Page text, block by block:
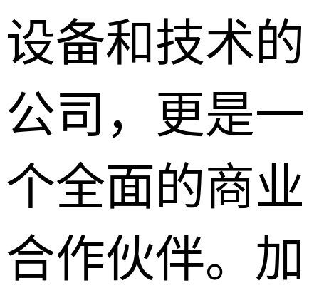
设备和技术的
公司，更是一
个全面的商业
合作伙伴。加